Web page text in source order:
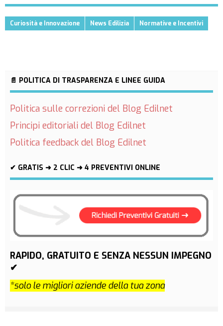
Curiosità e Innovazione News Edilizia Normative e Incentivi
📄 POLITICA DI TRASPARENZA E LINEE GUIDA
Politica sulle correzioni del Blog Edilnet
Principi editoriali del Blog Edilnet
Politica feedback del Blog Edilnet
✔ GRATIS ➜ 2 CLIC ➜ 4 PREVENTIVI ONLINE
RAPIDO, GRATUITO E SENZA NESSUN IMPEGNO
✔
*solo le migliori aziende della tua zona